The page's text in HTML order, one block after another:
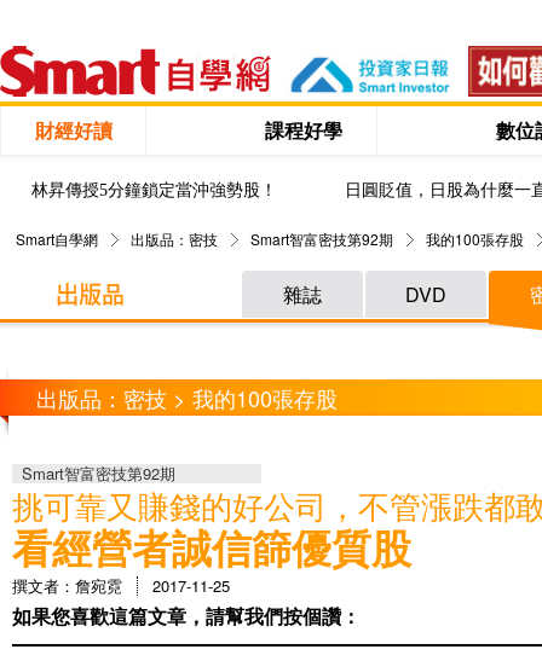
財經好讀 課程好學 數位
林昇傳授5分鐘鎖定當沖強勢股！ 日圓貶值，日股為什麼一
Smart自學網 出版品：密技 Smart智富密技第92期 我的100張存股
雜誌 DVD
出版品：密技 > 我的100張存股
Smart智富密技第92期
挑可靠又賺錢的好公司，不管漲跌都
看經營者誠信篩優質股
撰文者：詹宛霓 2017-11-25
如果您喜歡這篇文章，請幫我們按個讚：